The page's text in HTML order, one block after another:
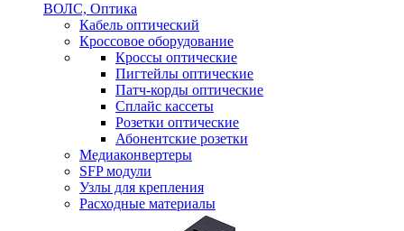
ВОЛС, Оптика
Кабель оптический
Кроссовое оборудование
Кроссы оптические
Пигтейлы оптические
Патч-корды оптические
Сплайс кассеты
Розетки оптические
Абонентские розетки
Медиаконвертеры
SFP модули
Узлы для крепления
Расходные материалы